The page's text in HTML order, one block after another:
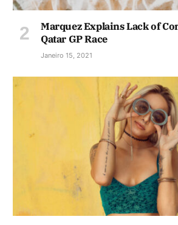
Marquez Explains Lack of
Qatar GP Race
Janeiro 15, 2021